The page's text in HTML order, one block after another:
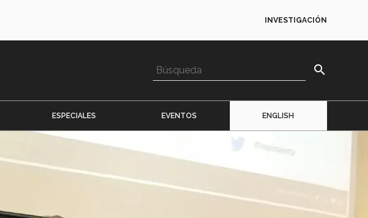
INVESTIGACIÓN
search
ESPECIALES EVENTOS ENGLISH